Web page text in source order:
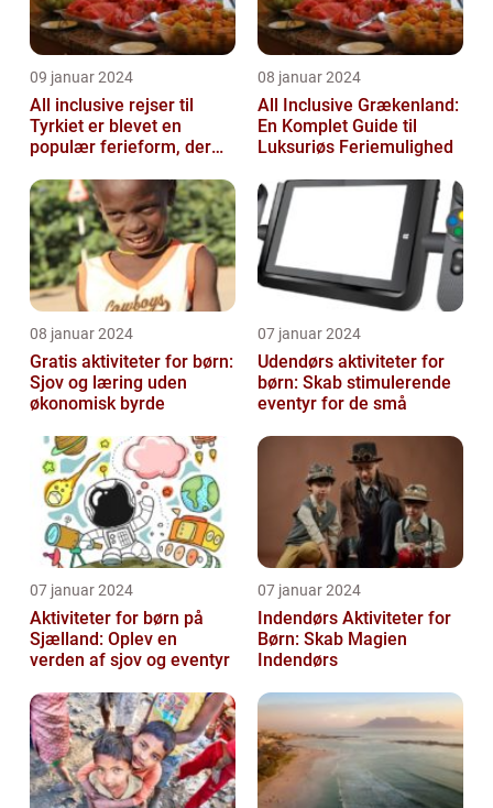
09 januar 2024
All inclusive rejser til
Tyrkiet er blevet en
populær ferieform, der
bekymrings...
08 januar 2024
All Inclusive Grækenland:
En Komplet Guide til
Luksuriøs Feriemulighed
08 januar 2024
Gratis aktiviteter for børn:
Sjov og læring uden
økonomisk byrde
07 januar 2024
Udendørs aktiviteter for
børn: Skab stimulerende
eventyr for de små
07 januar 2024
Aktiviteter for børn på
Sjælland: Oplev en
verden af sjov og eventyr
07 januar 2024
Indendørs Aktiviteter for
Børn: Skab Magien
Indendørs